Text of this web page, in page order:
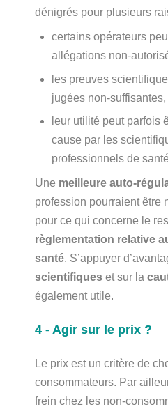
dénigrés pour plusieurs
certains opérateurs
allégations non-
les preuves
jugées non-suffisantes,
leur utilité peut parfois
cause par les
professionnels de
Une meilleure auto-
profession pourraient être
pour ce qui concerne le
règlementation relative
santé. S’appuyer
scientifiques et sur la
également utile.
4 - Agir sur le prix ?
Le prix est un critère de
consommateurs. Par
frein chez les non-